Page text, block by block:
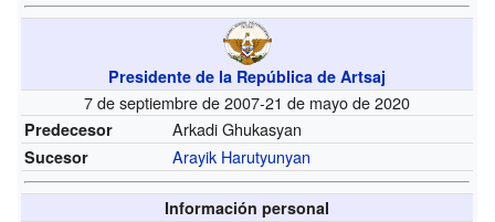
Presidente de la República de Artsaj
7 de septiembre de 2007-21 de mayo de 2020
Predecesor Arkadi Ghukasyan
Sucesor Arayik Harutyunyan
Información personal